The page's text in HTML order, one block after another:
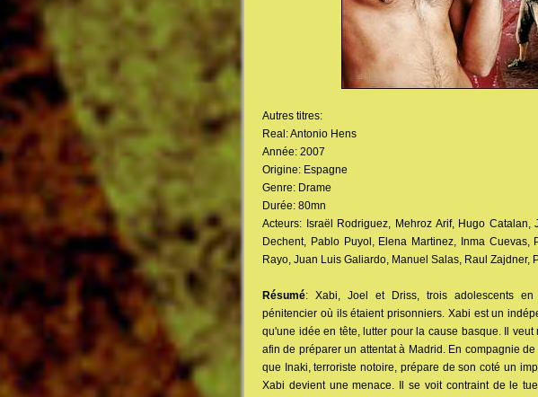
Autres titres:
Real: Antonio Hens
Année: 2007
Origine: Espagne
Genre: Drame
Durée: 80mn
Acteurs: Israël Rodriguez, Mehroz Arif, Hugo Catalan,
Dechent, Pablo Puyol, Elena Martinez, Inma Cuevas,
Rayo, Juan Luis Galiardo, Manuel Salas, Raul Zajdner,
Résumé: Xabi, Joel et Driss, trois adolescents en
pénitencier où ils étaient prisonniers. Xabi est un
qu'une idée en tête, lutter pour la cause basque. Il
afin de préparer un attentat à Madrid. En compagnie
que Inaki, terroriste notoire, prépare de son coté un
Xabi devient une menace. Il se voit contraint de le